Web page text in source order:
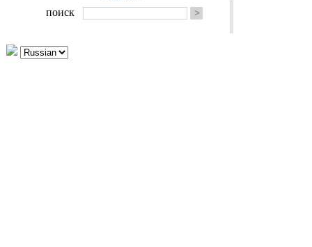
поиск